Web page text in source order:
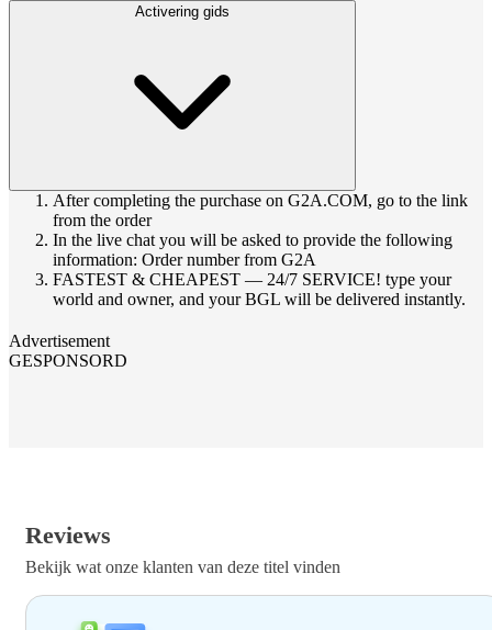
Activering gids
After completing the purchase on G2A.COM, go to the link
from the order
In the live chat you will be asked to provide the following
information: Order number from G2A
FASTEST & CHEAPEST — 24/7 SERVICE! type your
world and owner, and your BGL will be delivered instantly.
Advertisement
GESPONSORD
Reviews
Bekijk wat onze klanten van deze titel vinden